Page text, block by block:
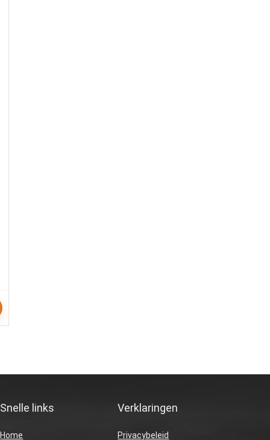
Snelle links
Home
Verklaringen
Privacybeleid